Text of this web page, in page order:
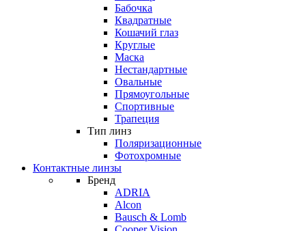
Бабочка
Квадратные
Кошачий глаз
Круглые
Маска
Нестандартные
Овальные
Прямоугольные
Спортивные
Трапеция
Тип линз
Поляризационные
Фотохромные
Контактные линзы
Бренд
ADRIA
Alcon
Bausch & Lomb